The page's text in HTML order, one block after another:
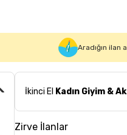
Aradığın ilan
İkinci El Kadın Giyim &
Zirve İlanlar